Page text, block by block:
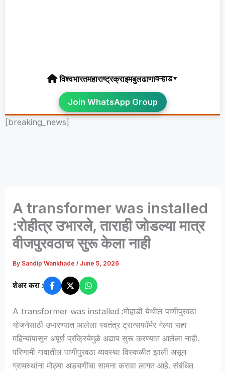
विश्वभारतमहाराष्ट्रक्राइमबुलढाणावऱ्हाड▾
Join WhatsApp Group
[breaking_news]
A transformer was installed
:रोहीत्र उभारले, ताराही जोडल्या मात्र
वीजपुरवठाच सुरू केला नाही
By Sandip Wankhade/ June 5, 2026
शेअर करा :
A transformer was installed :मोहाडी येथील पाणीपुरवठा
योजनेसाठी उभारण्यात आलेला स्वतंत्र ट्रान्सफॉर्मर गेल्या सहा
महिन्यांपासून अपूर्ण प्रक्रियेमुळे अद्याप सुरू करण्यात आलेला नाही.
परिणामी गावातील पाणीपुरवठा व्यवस्था विस्कळीत झाली असून
ग्रामस्थांना मोठ्या अडचणींचा सामना करावा लागत आहे. संबंधित